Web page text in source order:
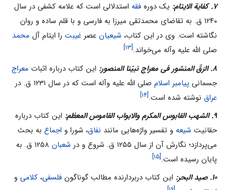
۷. کفایة الایتام: یک دوره فقه استدلالی است که علامه کشفی در سال
۱۲۴۰ ق. به تقاضای محمدتقی میرزا به فارسی و با قلم ساده و روان
نگاشته است. وی در این کتاب، شیعیان عصر غیبت را ایتام آل محمد
صلی الله علیه وآله می‌‌خواند.[۱۳]
۸. الرَقّ المنشور فی معراج نبیّنا المنصور: این کتاب درباره اثبات معراج
جسمانی پیامبر اسلام صلی الله علیه وآله است که در سال ۱۲۳۱ ق. در
عراق نوشته شده است.[۱۴]
۹. الشهب القابوس المکرم والابواب القاموس المعظم:
این کتاب درباره
حقانیت شیعه و تفسیر واژه‌هایی مانند نفاق، شورا و اجماع به بحث
می‌‌پردازد؛ نگارش آن از سال ۱۲۵۵ ق. شروع و در
شعبان
۱۲۵۸ ق. به
پایان رسیده است.[۱۵]
۱۰. صید البحر: این کتاب دربردارنده مطالب گوناگون فلسفی، کلامی‌‌ و